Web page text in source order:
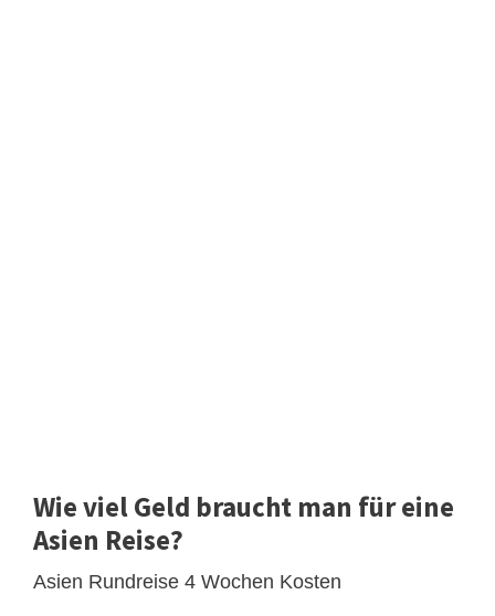
Wie viel Geld braucht man für eine
Asien Reise?
Asien Rundreise 4 Wochen Kosten